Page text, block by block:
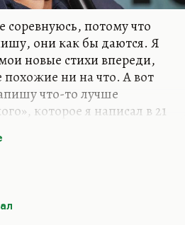
соревнуюсь, потому что
они как бы даются. Я
новые стихи впереди,
похожие ни на что. А вот
что-то лучше
которое я написал в 21
«Пятнадцатой баллады»
или моего самого
– «Сказки о рыбаке и
стихотворение мое